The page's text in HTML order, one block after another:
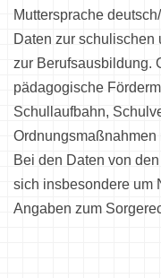
Muttersprache
Daten zur
zur Berufsausbildung.
pädagogische
Schullaufbahn,
Ordnungsmaßnahmen
Bei den Daten von
sich insbesondere um
Angaben zum